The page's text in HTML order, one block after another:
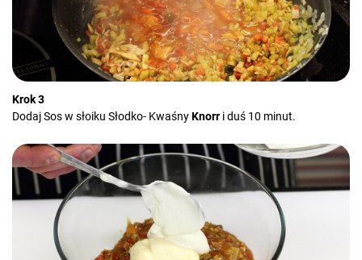
Krok 3
Dodaj Sos w słoiku Słodko- KwaśnyKnorr i duś 10 minut.